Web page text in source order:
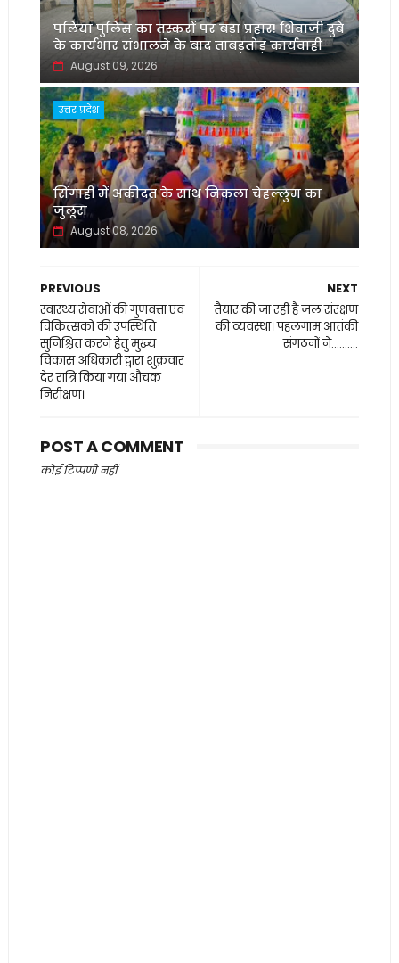
पलिया पुलिस का तस्करों पर बड़ा प्रहार! शिवाजी दुबे
के कार्यभार संभालने के बाद ताबड़तोड़ कार्यवाही
August 09, 2026
उत्तर प्रदेश
सिंगाही में अकीदत के साथ निकला चेहल्लुम का
जुलूस
August 08, 2026
NEXT
तैयार की जा रही है जल संरक्षण
की व्यवस्था। पहलगाम आतंकी
संगठनों ने..........
PREVIOUS
स्वास्थ्य सेवाओं की गुणवत्ता एवं
चिकित्सकों की उपस्थिति
सुनिश्चित करने हेतु मुख्य
विकास अधिकारी द्वारा शुक्रवार
देर रात्रि किया गया औचक
निरीक्षण।
POST A COMMENT
कोई टिप्पणी नहीं